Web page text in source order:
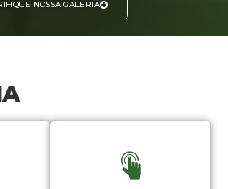
NOSSA GALERIA